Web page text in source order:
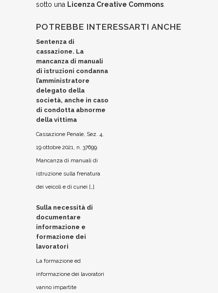
sotto una Licenza Creative Commons
POTREBBE INTERESSARTI ANCHE
Sentenza di
cassazione. La
mancanza di manuali
di istruzioni condanna
l’amministratore
delegato della
società, anche in caso
di condotta abnorme
della vittima
Cassazione Penale, Sez. 4,
19 ottobre 2021, n. 37699.
Mancanza di manuali di
istruzione sulla frenatura
dei veicoli e di cunei […]
Sulla necessità di
documentare
informazione e
formazione dei
lavoratori
La formazione ed
informazione dei lavoratori
vanno impartite